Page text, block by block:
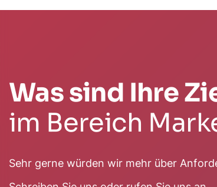
Was sind Ihre
im Bereich
Sehr gerne würden wir mehr über